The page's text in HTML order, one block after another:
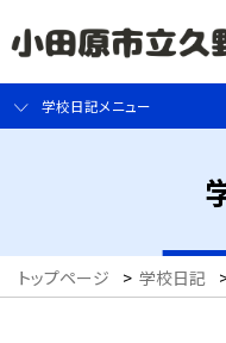
学校日記メニュー
トップページ > 学校日記